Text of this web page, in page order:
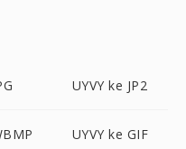
UYVY ke JP2
UYVY ke GIF